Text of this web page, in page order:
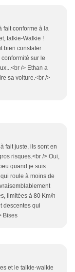
fait conforme à la
talkie-Walkie !
bien constater
sur le
/> Ethan a
sa voiture.<br />
fait juste, ils sont en
risques.<br /> Oui,
quand je suis
roule à moins de
limitées à 80 Km/h
descentes qui
Bises
et le talkie-walkie